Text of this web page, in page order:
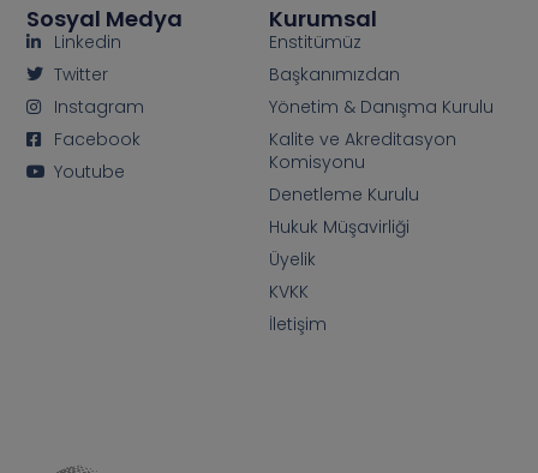
Kurumsal
Enstitümüz
Başkanımızdan
Yönetim & Danışma Kurulu
Kalite ve Akreditasyon
Komisyonu
Denetleme Kurulu
Hukuk Müşavirliği
Üyelik
KVKK
İletişim
Sosyal Medya
Linkedin
Twitter
Instagram
Facebook
Youtube